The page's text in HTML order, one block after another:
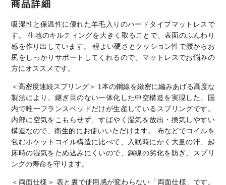
抗菌 防臭
両面仕様 マ
ット 日本製
両面仕様 マ
ット 日本製
商品詳細
吸湿性と保温性に優れた羊毛入りのハードタイプマットレスで
す。
生地のキルティングを大きく取ることで、表面のふんわり
感を作り出しています。 程よい硬さとクッション性で腰からお
尻をしっかりサポートしてくれるので、マットレスでお悩みの
方にオススメです。
＜高密度連続スプリング＞ 1本の鋼線を緻密に編みあげる高度な
製法により、継ぎ目のない一体化した中空構造を実現した、国
内で唯一フランスベッドだけが生産しているスプリングです。
内部に空気をこもらせず、すばやく湿気を放出・換気しやすい
構造なので、衛生的にお使いいただけます。 布などでコイルを
包むポケットコイル構造に比べて、入眠時にかく大量の汗、起
床時の湿気をため込みにくいので、鋼線の劣化を防ぎ、スプリ
ングの寿命を守ります。
＜両面仕様＞ 表と裏で使用感が変わらない「両面仕様」です。